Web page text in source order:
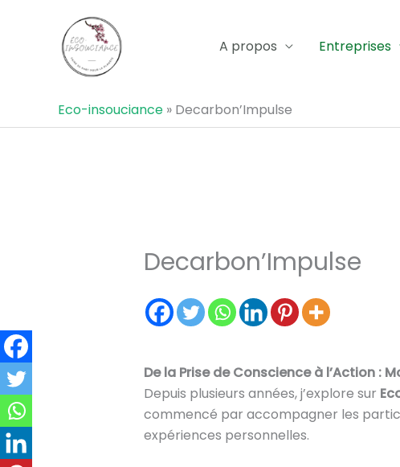
A propos Entreprises
Eco-insouciance » Decarbon’Impulse
Decarbon’Impulse
De la Prise de Conscience à l’Action :
Depuis plusieurs années, j’explore sur
commencé par accompagner les
expériences personnelles.